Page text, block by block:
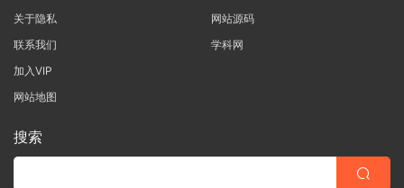
关于隐私
联系我们
加入VIP
网站地图
网站源码
学科网
搜索